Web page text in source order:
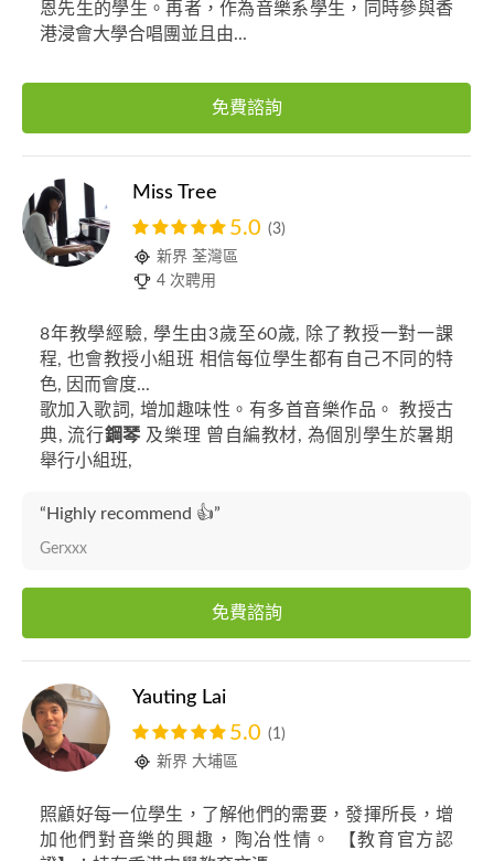
恩先生的學生。再者，作為音樂系學生，同時參與香
港浸會大學合唱團並且由...
免費諮詢
Miss Tree
5.0 (3)
新界 荃灣區
4 次聘用
8年教學經驗, 學生由3歲至60歲, 除了教授一對一課
程, 也會教授小組班 相信每位學生都有自己不同的特
色, 因而會度...
歌加入歌詞, 增加趣味性。有多首音樂作品。 教授古
典, 流行鋼琴及樂理 曾自編教材, 為個別學生於暑期
舉行小組班,
“Highly recommend 👍”
Gerxxx
免費諮詢
Yauting Lai
5.0 (1)
新界 大埔區
照顧好每一位學生，了解他們的需要，發揮所長，增
加他們對音樂的興趣，陶冶性情。 【教育官方認